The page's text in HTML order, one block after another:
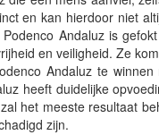
en kan hierdoor niet
Andaluz is
en veiligheid. Ze
Andaluz te
heeft duidelijke
het meeste resultaat
zijn.